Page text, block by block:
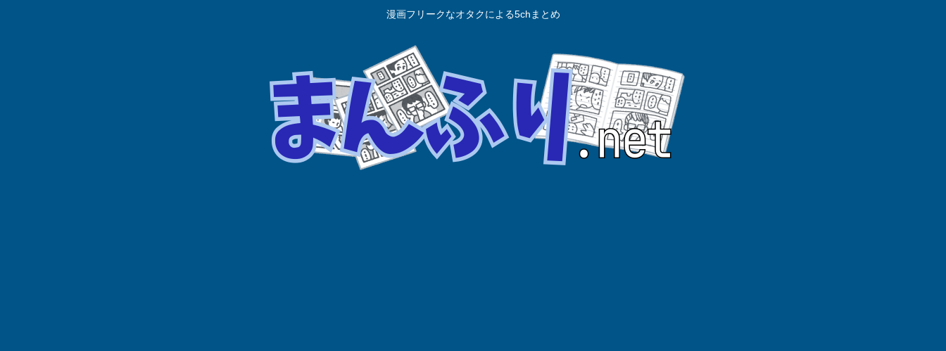
漫画フリークなオタクによる5chまとめ